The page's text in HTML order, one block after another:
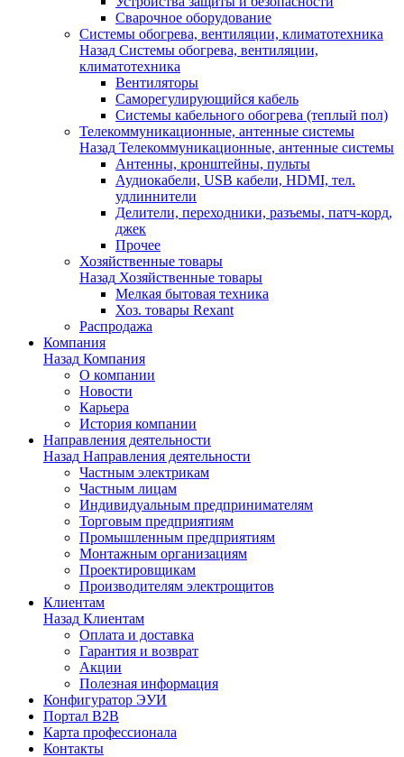
Сварочное оборудование
Системы обогрева, вентиляции, климатотехника
Назад Системы обогрева, вентиляции,
климатотехника
Вентиляторы
Саморегулирующийся кабель
Системы кабельного обогрева (теплый пол)
Телекоммуникационные, антенные системы
Назад Телекоммуникационные, антенные системы
Антенны, кронштейны, пульты
Аудиокабели, USB кабели, HDMI, тел.
удлиннители
Делители, переходники, разъемы, патч-корд,
джек
Прочее
Хозяйственные товары
Назад Хозяйственные товары
Мелкая бытовая техника
Хоз. товары Rexant
Распродажа
Компания
Назад Компания
О компании
Новости
Карьера
История компании
Направления деятельности
Назад Направления деятельности
Частным электрикам
Частным лицам
Индивидуальным предпринимателям
Торговым предприятиям
Промышленным предприятиям
Монтажным организациям
Проектировщикам
Производителям электрощитов
Клиентам
Назад Клиентам
Оплата и доставка
Гарантия и возврат
Акции
Полезная информация
Конфигуратор ЭУИ
Портал B2B
Карта профессионала
Контакты